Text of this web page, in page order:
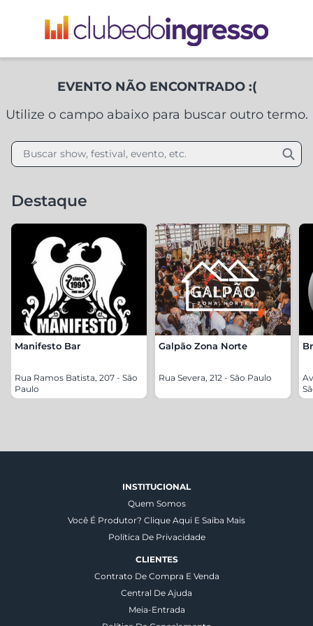
EVENTO NÃO ENCONTRADO :(
Utilize o campo abaixo para buscar outro termo.
Buscar show, festival, evento, etc.
Destaque
Manifesto Bar
Rua Ramos Batista, 207 - São
Paulo
Galpão Zona Norte
Rua Severa, 212 - São Paulo
INSTITUCIONAL
Quem Somos
Você É Produtor? Clique Aqui E Saiba Mais
Política De Privacidade
CLIENTES
Contrato De Compra E Venda
Central De Ajuda
Meia-Entrada